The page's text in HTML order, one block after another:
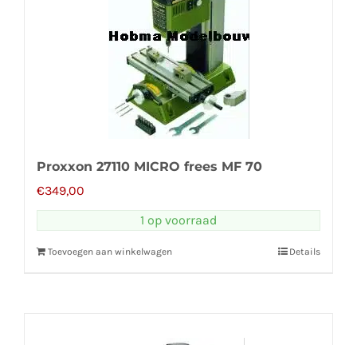
Proxxon 27110 MICRO frees MF 70
€349,00
1 op voorraad
Toevoegen aan winkelwagen Details